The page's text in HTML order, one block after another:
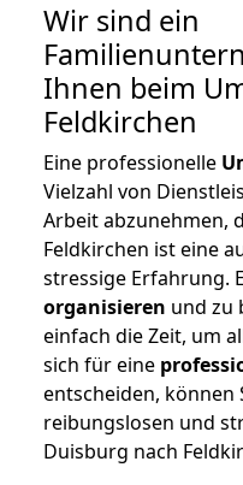
Wir sind ein
Ihnen beim
Feldkirchen
Eine professionelle
Vielzahl von
Arbeit abzunehmen,
Feldkirchen ist eine
stressige Erfahrung.
organisieren und zu
einfach die Zeit, um
sich für eine
entscheiden, können
reibungslosen und
Duisburg nach